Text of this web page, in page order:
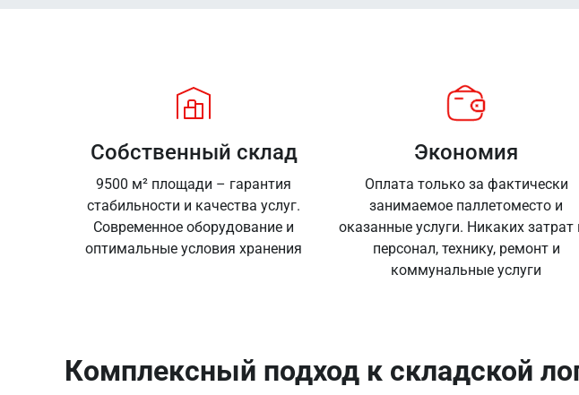
Собственный склад
9500 м² площади – гарантия
стабильности и качества услуг.
Современное оборудование и
оптимальные условия хранения
Экономия
Оплата только за фактически
занимаемое паллетоместо и
оказанные услуги. Никаких затрат
персонал, технику, ремонт и
коммунальные услуги
Комплексный подход к складской